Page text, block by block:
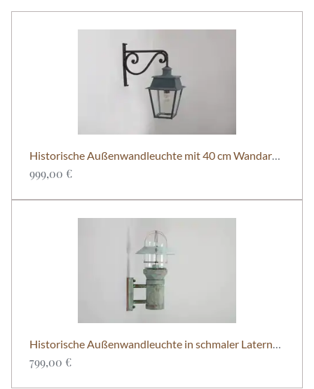
Historische Außenwandleuchte mit 40 cm Wandarm – Bordeaux Nr. 102 | Lum'Art
999,00 €
Historische Außenwandleuchte in schmaler Laternenform – Les Issambres Nr. 244 | LumArt
799,00 €